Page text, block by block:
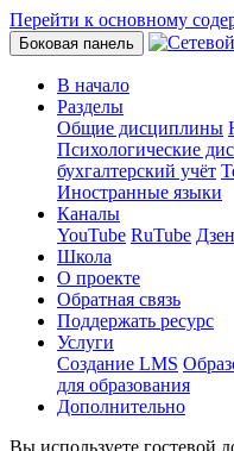
Перейти к основному
Боковая панель
В начало
Разделы
Общие дисциплины
Психологические
бухгалтерский учёт
Иностранные языки
Каналы
YouTube RuTube Дзен
Школа
О проекте
Обратная связь
Поддержать ресурс
Услуги
Создание LMS
для образования
Дополнительно
Вы используете гостевой